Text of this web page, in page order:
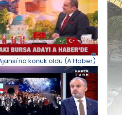
konuk oldu (A Haber)